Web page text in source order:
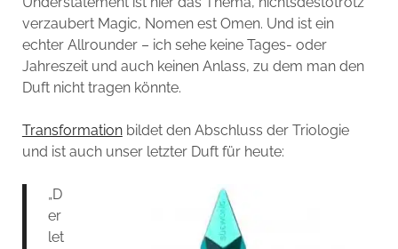
verzaubert Magic, Nomen est Omen. Und ist ein
echter Allrounder – ich sehe keine Tages- oder
Jahreszeit und auch keinen Anlass, zu dem man den
Duft nicht tragen könnte.
Transformationbildet den Abschluss der Triologie
und ist auch unser letzter Duft für heute:
„D
er
let